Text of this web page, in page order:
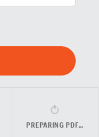
PREPARING PDF…